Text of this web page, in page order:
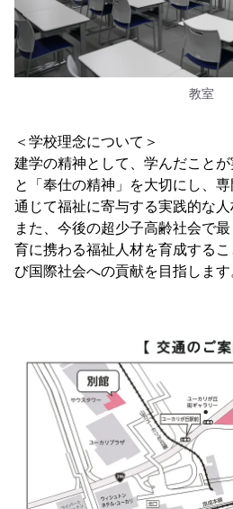
教室
＜学校理念について＞
建学の精神として、学んだことが
と「奉仕の精神」を大切にし、
通じて福祉に寄与する実践的な人
また、今後の超少子高齢社会で
育に携わる福祉人材を育成する
び国際社会への貢献を目指します